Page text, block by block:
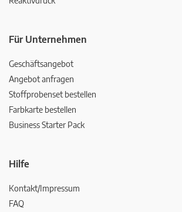
Für Unternehmen
Geschäftsangebot
Angebot anfragen
Stoffprobenset bestellen
Farbkarte bestellen
Business Starter Pack
Hilfe
Kontakt/Impressum
FAQ